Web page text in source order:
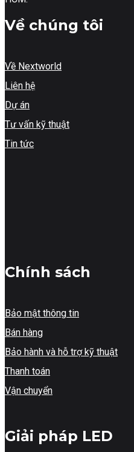
Về chúng tôi
Về Nextworld
Liên hệ
Dự án
Tư vấn kỹ thuật
Tin tức
Chính sách
Bảo mật thông tin
Bán hàng
Bảo hành và hỗ trợ kỹ thuật
Thanh toán
Vận chuyển
Giải pháp LED